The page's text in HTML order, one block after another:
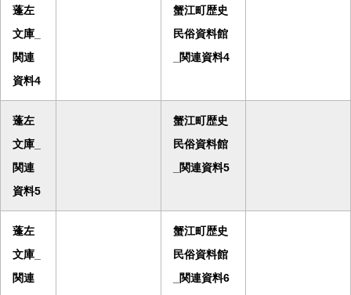
蓬左
文庫_
関連
資料4
蟹江町歴史
民俗資料館
_関連資料4
蓬左
文庫_
関連
資料5
蟹江町歴史
民俗資料館
_関連資料5
蓬左
文庫_
関連
蟹江町歴史
民俗資料館
_関連資料6